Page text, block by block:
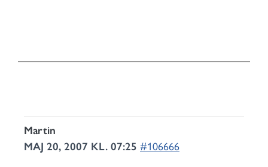
Martin
MAJ 20, 2007 KL. 07:25 #106666